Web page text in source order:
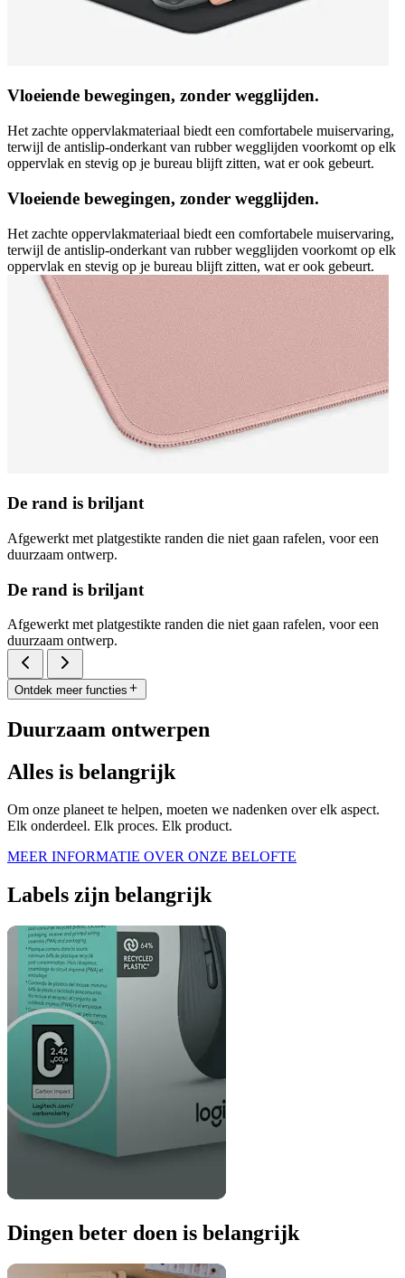
Vloeiende bewegingen, zonder wegglijden.
Het zachte oppervlakmateriaal biedt een comfortabele muiservaring,
terwijl de antislip-onderkant van rubber wegglijden voorkomt op elk
oppervlak en stevig op je bureau blijft zitten, wat er ook gebeurt.
Vloeiende bewegingen, zonder wegglijden.
Het zachte oppervlakmateriaal biedt een comfortabele muiservaring,
terwijl de antislip-onderkant van rubber wegglijden voorkomt op elk
oppervlak en stevig op je bureau blijft zitten, wat er ook gebeurt.
De rand is briljant
Afgewerkt met platgestikte randen die niet gaan rafelen, voor een
duurzaam ontwerp.
De rand is briljant
Afgewerkt met platgestikte randen die niet gaan rafelen, voor een
duurzaam ontwerp.
Ontdek meer functies
Duurzaam ontwerpen
Alles is belangrijk
Om onze planeet te helpen, moeten we nadenken over elk aspect.
Elk onderdeel. Elk proces. Elk product.
MEER INFORMATIE OVER ONZE BELOFTE
Labels zijn belangrijk
Dingen beter doen is belangrijk